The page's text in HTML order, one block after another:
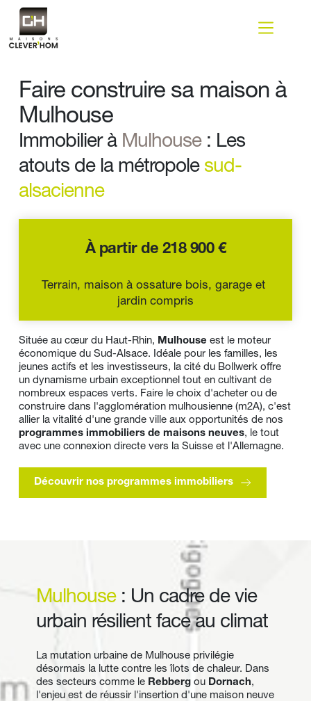
Passer
contenu
Faire construire sa maison à
Mulhouse
Immobilier à Mulhouse : Les
atouts de la métropole sud-
alsacienne
À partir de 218 900 €
Terrain, maison à ossature bois, garage et
jardin compris
Située au cœur du Haut-Rhin, Mulhouse est le moteur
économique du Sud-Alsace. Idéale pour les familles, les
jeunes actifs et les investisseurs, la cité du Bollwerk offre
un dynamisme urbain exceptionnel tout en cultivant de
nombreux espaces verts. Faire le choix d'acheter ou de
construire dans l'agglomération mulhousienne (m2A), c'est
programmes immobiliers de maisons neuves, le tout
avec une connexion directe vers la Suisse et l'Allemagne.
Découvrir nos programmes immobiliers
Mulhouse : Un cadre de vie
urbain résilient face au climat
La mutation urbaine de Mulhouse privilégie
désormais la lutte contre les îlots de chaleur. Dans
des secteurs comme le Rebberg ou Dornach,
l'enjeu est de réussir l'insertion d'une maison neuve